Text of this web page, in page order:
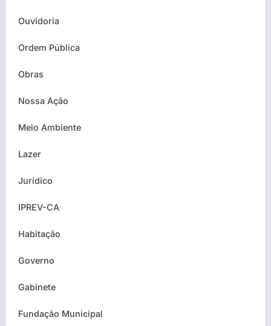
Ouvidoria
Ordem Pública
Obras
Nossa Ação
Meio Ambiente
Lazer
Jurídico
IPREV-CA
Habitação
Governo
Gabinete
Fundação Municipal